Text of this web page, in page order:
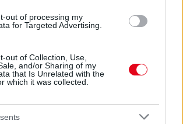
out of processing my
for Targeted Advertising.
out of Collection, Use,
and/or Sharing of my
that Is Unrelated with the
which it was collected.